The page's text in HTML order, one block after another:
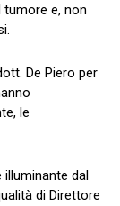
e, non
De Piero per
le
dal
di Direttore